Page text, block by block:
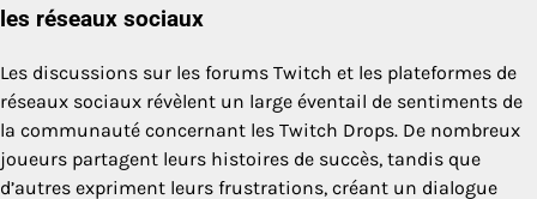
les réseaux sociaux
Les discussions sur les forums Twitch et les plateformes de
réseaux sociaux révèlent un large éventail de sentiments de
la communauté concernant les Twitch Drops. De nombreux
joueurs partagent leurs histoires de succès, tandis que
d’autres expriment leurs frustrations, créant un dialogue